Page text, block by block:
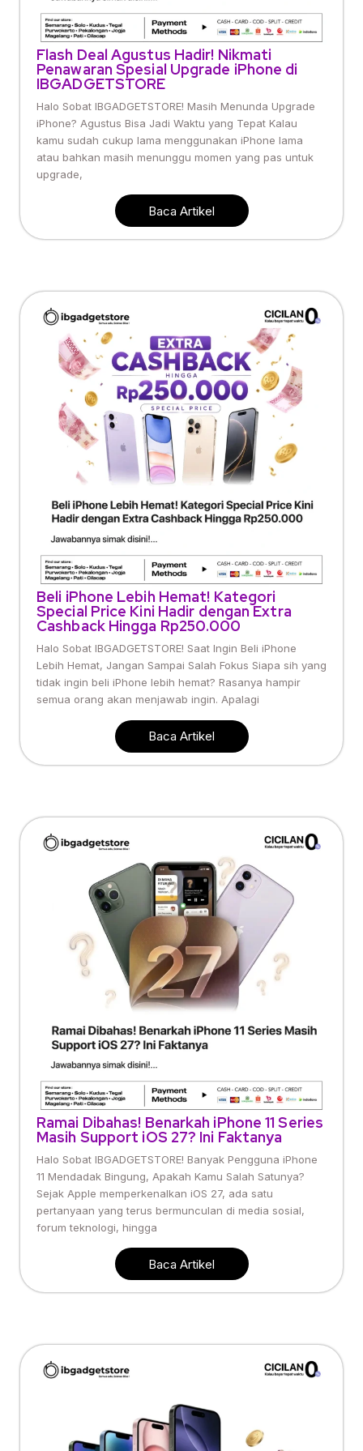
Flash Deal Agustus Hadir! Nikmati
Penawaran Spesial Upgrade iPhone di
IBGADGETSTORE
Halo Sobat IBGADGETSTORE! Masih Menunda Upgrade
iPhone? Agustus Bisa Jadi Waktu yang Tepat Kalau
kamu sudah cukup lama menggunakan iPhone lama
atau bahkan masih menunggu momen yang pas untuk
upgrade,
Baca Artikel
Beli iPhone Lebih Hemat! Kategori
Special Price Kini Hadir dengan Extra
Cashback Hingga Rp250.000
Halo Sobat IBGADGETSTORE! Saat Ingin Beli iPhone
Lebih Hemat, Jangan Sampai Salah Fokus Siapa sih yang
tidak ingin beli iPhone lebih hemat? Rasanya hampir
semua orang akan menjawab ingin. Apalagi
Baca Artikel
Ramai Dibahas! Benarkah iPhone 11 Series
Masih Support iOS 27? Ini Faktanya
Halo Sobat IBGADGETSTORE! Banyak Pengguna iPhone
11 Mendadak Bingung, Apakah Kamu Salah Satunya?
Sejak Apple memperkenalkan iOS 27, ada satu
pertanyaan yang terus bermunculan di media sosial,
forum teknologi, hingga
Baca Artikel